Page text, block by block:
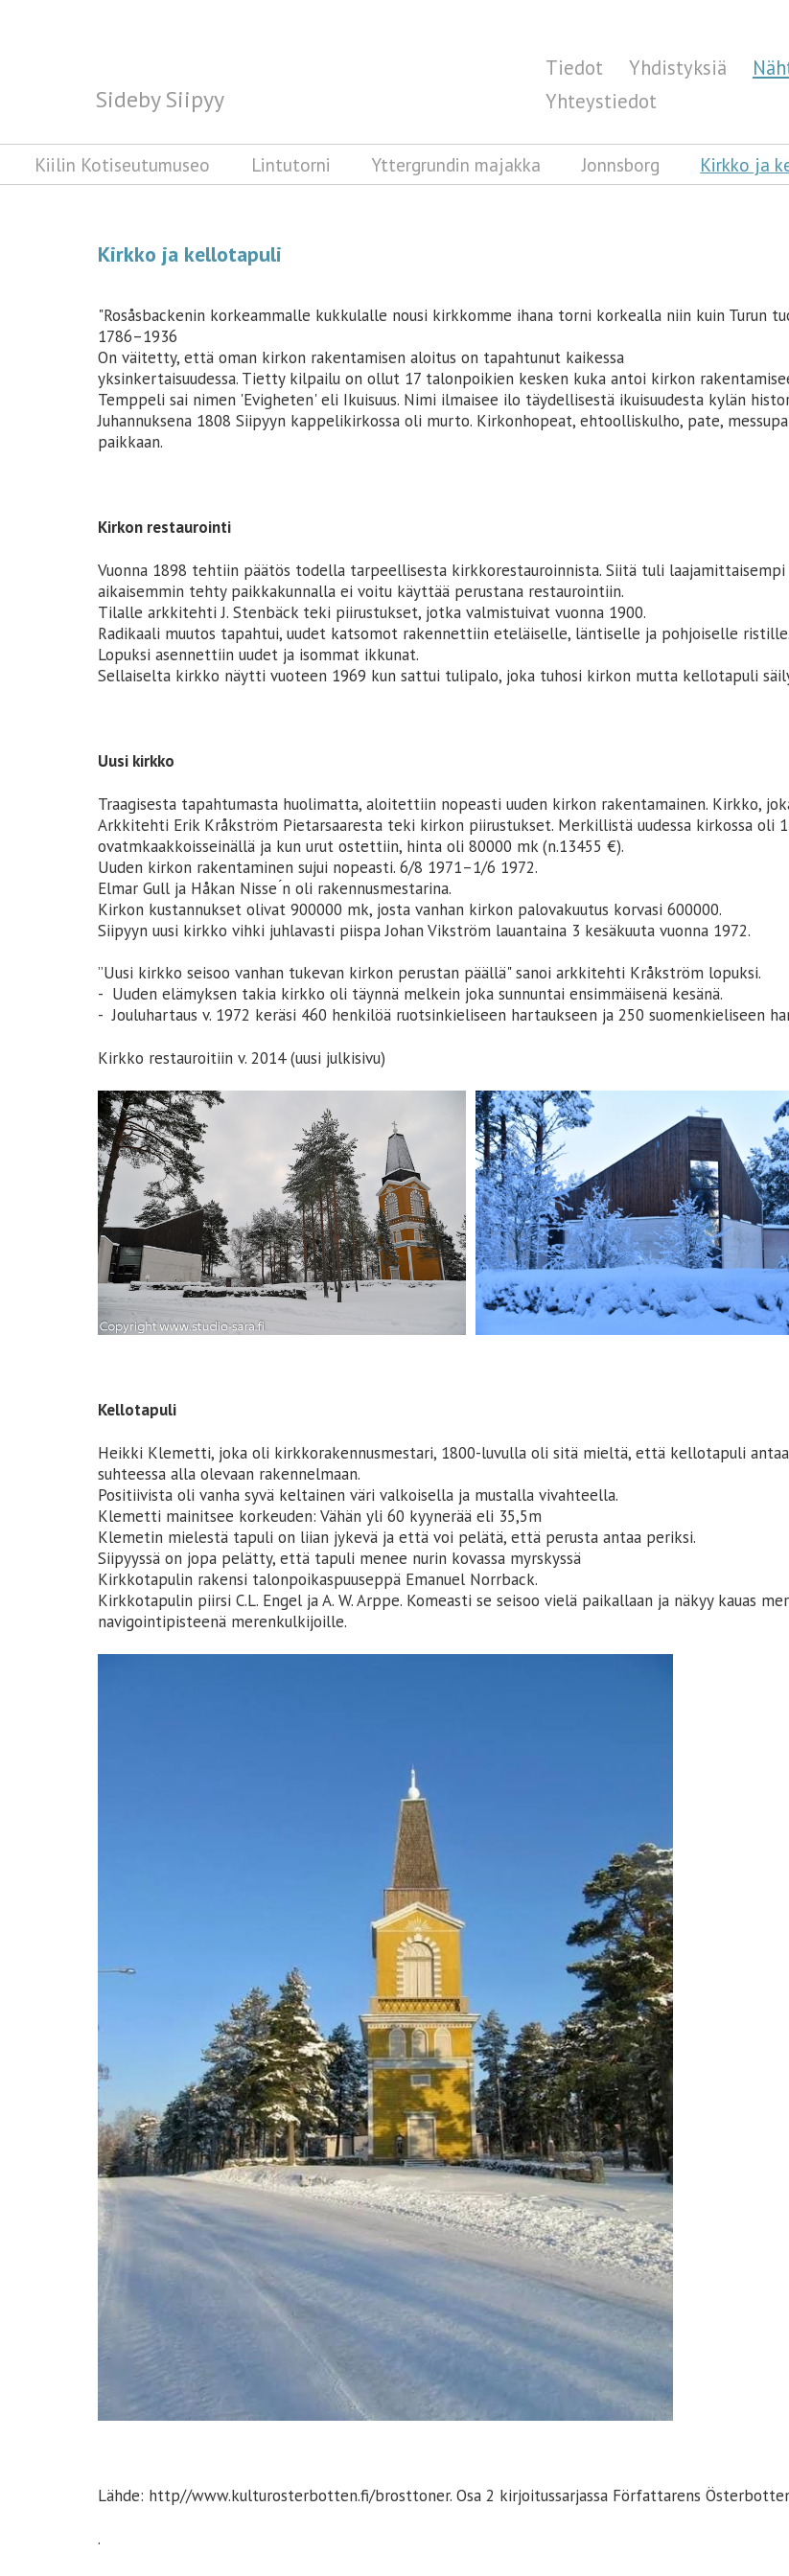
Sideby Siipyy
Tiedot Yhdistyksiä
Yhteystiedot
Kiilin Kotiseutumuseo Lintutorni Yttergrundin majakka Jonnsborg Kirkko ja
Kirkko ja kellotapuli
"Rosåsbackenin korkeammalle kukkulalle nousi kirkkomme ihana torni korkealla niin kuin Turun
1786–1936
On väitetty, että oman kirkon rakentamisen aloitus on tapahtunut kaikessa
yksinkertaisuudessa. Tietty kilpailu on ollut 17 talonpoikien kesken kuka antoi kirkon
Temppeli sai nimen 'Evigheten' eli Ikuisuus. Nimi ilmaisee ilo täydellisestä ikuisuudesta kylän
Juhannuksena 1808 Siipyyn kappelikirkossa oli murto. Kirkonhopeat, ehtoolliskulho, pate,
paikkaan.
Kirkon restaurointi
Vuonna 1898 tehtiin päätös todella tarpeellisesta kirkkorestauroinnista. Siitä tuli
aikaisemmin tehty paikkakunnalla ei voitu käyttää perustana restaurointiin.
Tilalle arkkitehti J. Stenbäck teki piirustukset, jotka valmistuivat vuonna 1900.
Radikaali muutos tapahtui, uudet katsomot rakennettiin eteläiselle, läntiselle ja pohjoiselle
Lopuksi asennettiin uudet ja isommat ikkunat.
Sellaiselta kirkko näytti vuoteen 1969 kun sattui tulipalo, joka tuhosi kirkon mutta kellotapuli
Uusi kirkko
Traagisesta tapahtumasta huolimatta, aloitettiin nopeasti uuden kirkon rakentamainen. Kirkko,
Arkkitehti Erik Kråkström Pietarsaaresta teki kirkon piirustukset. Merkillistä uudessa kirkossa
ovatmkaakkoisseinällä ja kun urut ostettiin, hinta oli 80000 mk (n.13455 €).
Uuden kirkon rakentaminen sujui nopeasti. 6/8 1971–1/6 1972.
Elmar Gull ja Håkan Nisse ́n oli rakennusmestarina.
Kirkon kustannukset olivat 900000 mk, josta vanhan kirkon palovakuutus korvasi 600000.
Siipyyn uusi kirkko vihki juhlavasti piispa Johan Vikström lauantaina 3 kesäkuuta vuonna 1972.
”Uusi kirkko seisoo vanhan tukevan kirkon perustan päällä" sanoi arkkitehti Kråkström lopuksi.
- Uuden elämyksen takia kirkko oli täynnä melkein joka sunnuntai ensimmäisenä kesänä.
- Jouluhartaus v. 1972 keräsi 460 henkilöä ruotsinkieliseen hartaukseen ja 250 suomenkieliseen
Kirkko restauroitiin v. 2014 (uusi julkisivu)
Kellotapuli
Heikki Klemetti, joka oli kirkkorakennusmestari, 1800-luvulla oli sitä mieltä, että kellotapuli
suhteessa alla olevaan rakennelmaan.
Positiivista oli vanha syvä keltainen väri valkoisella ja mustalla vivahteella.
Klemetti mainitsee korkeuden: Vähän yli 60 kyynerää eli 35,5m
Klemetin mielestä tapuli on liian jykevä ja että voi pelätä, että perusta antaa periksi.
Siipyyssä on jopa pelätty, että tapuli menee nurin kovassa myrskyssä
Kirkkotapulin rakensi talonpoikaspuuseppä Emanuel Norrback.
Kirkkotapulin piirsi C.L. Engel ja A. W. Arppe. Komeasti se seisoo vielä paikallaan ja näkyy kauas
navigointipisteenä merenkulkijoille.
Lähde: http//www.kulturosterbotten.fi/brosttoner. Osa 2 kirjoitussarjassa Författarens
.